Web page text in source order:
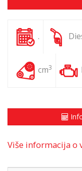
.
cm3
Više informacija o